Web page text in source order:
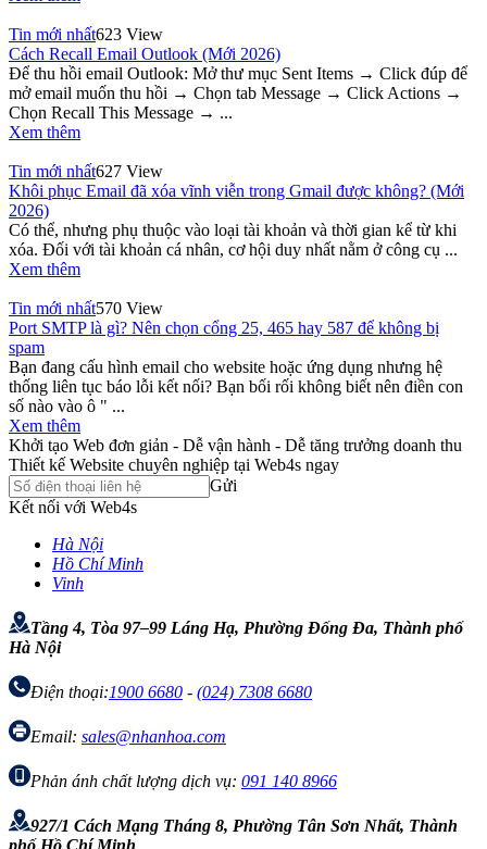
Tin mới nhất623 View
Cách Recall Email Outlook (Mới 2026)
Để thu hồi email Outlook: Mở thư mục Sent Items → Click đúp để
mở email muốn thu hồi → Chọn tab Message → Click Actions →
Chọn Recall This Message → ...
Xem thêm
Tin mới nhất627 View
Khôi phục Email đã xóa vĩnh viễn trong Gmail được không? (Mới
2026)
Có thể, nhưng phụ thuộc vào loại tài khoản và thời gian kể từ khi
xóa. Đối với tài khoản cá nhân, cơ hội duy nhất nằm ở công cụ ...
Xem thêm
Tin mới nhất570 View
Port SMTP là gì? Nên chọn cổng 25, 465 hay 587 để không bị
spam
Bạn đang cấu hình email cho website hoặc ứng dụng nhưng hệ
thống liên tục báo lỗi kết nối? Bạn bối rối không biết nên điền con
số nào vào ô " ...
Xem thêm
Khởi tạo Web đơn giản - Dễ vận hành - Dễ tăng trưởng doanh thu
Thiết kế Website chuyên nghiệp tại Web4s ngay
Gửi
Kết nối với Web4s
Hà Nội
Hồ Chí Minh
Vinh
Tầng 4, Tòa 97–99 Láng Hạ, Phường Đống Đa, Thành phố
Hà Nội
Điện thoại:1900 6680 - (024) 7308 6680
Email: sales@nhanhoa.com
Phản ánh chất lượng dịch vụ: 091 140 8966
927/1 Cách Mạng Tháng 8, Phường Tân Sơn Nhất, Thành